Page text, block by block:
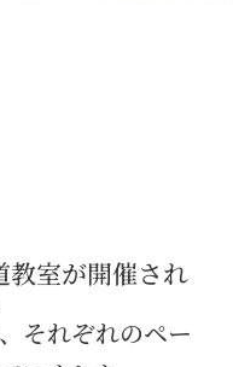
教室が開催され
それぞれのペー